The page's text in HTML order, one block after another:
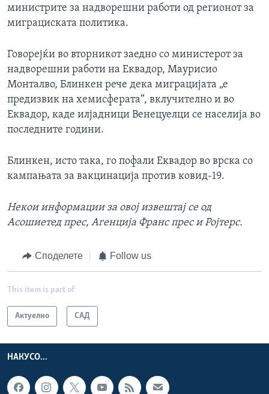
министрите за надворешни работи од регионот за
миграциската политика.
Говорејќи во вторникот заедно со министерот за
надворешни работи на Еквадор, Маурисио
Монталво, Блинкен рече дека миграцијата „е
предизвик на хемисферата“, вклучително и во
Еквадор, каде илјадници Венецуелци се населија во
последните години.
Блинкен, исто така, го пофали Еквадор во врска со
кампањата за вакцинација против ковид-19.
Некои информации за овој извештај се од
Асошиетед прес, Агенција Франс прес и Ројтерс.
Споделете Follow us
This item is part of
Актуелно САД
НАКУСО...